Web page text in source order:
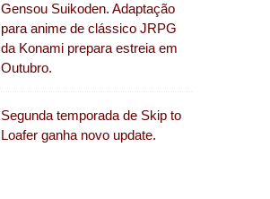
Gensou Suikoden. Adaptação
para anime de clássico JRPG
da Konami prepara estreia em
Outubro.
Segunda temporada de Skip to
Loafer ganha novo update.